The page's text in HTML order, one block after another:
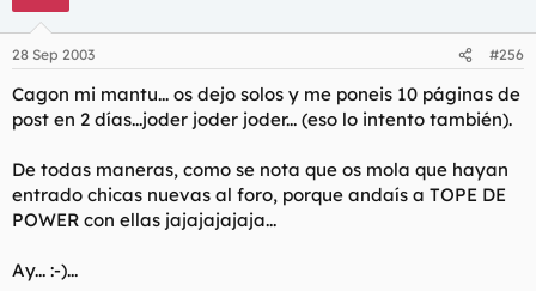
28 Sep 2003 #256
Cagon mi mantu... os dejo solos y me poneis 10 páginas de
post en 2 días...joder joder joder... (eso lo intento también).
De todas maneras, como se nota que os mola que hayan
entrado chicas nuevas al foro, porque andaís a TOPE DE
POWER con ellas jajajajajaja...
Ay... :-)...